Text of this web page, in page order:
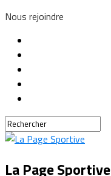
Nous rejoindre
La Page Sportive